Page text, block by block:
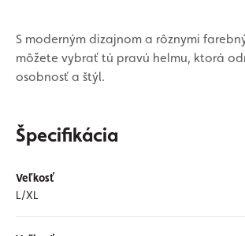
S moderným dizajnom a rôznymi
môžete vybrať tú pravú helmu, ktorá
osobnosť a štýl.
Špecifikácia
Veľkosť
L/XL